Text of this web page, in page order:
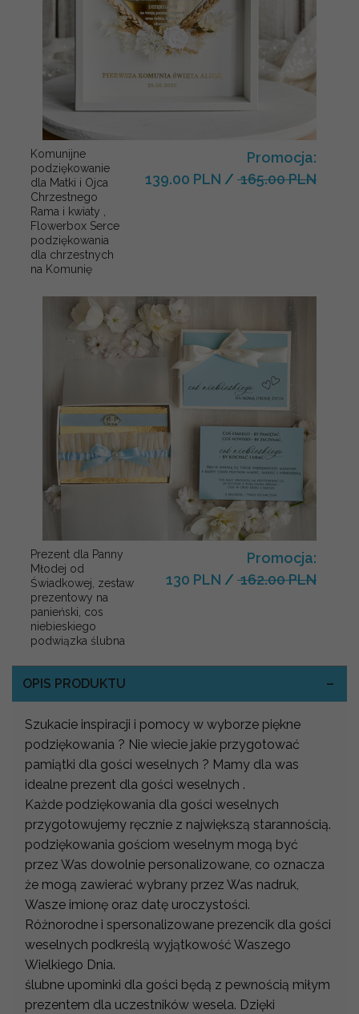
Komunijne
podziękowanie
dla Matki i Ojca
Chrzestnego
Rama i kwiaty ,
Flowerbox Serce
podziękowania
dla chrzestnych
na Komunię
Promocja:
139.00 PLN / 165.00 PLN
Prezent dla Panny
Młodej od
Świadkowej, zestaw
prezentowy na
panieński, cos
niebieskiego
podwiązka ślubna
Promocja:
130 PLN / 162.00 PLN
OPIS PRODUKTU
Szukacie inspiracji i pomocy w wyborze piękne
podziękowania ? Nie wiecie jakie przygotować
pamiątki dla gości weselnych ? Mamy dla was
idealne prezent dla gości weselnych .
Każde podziękowania dla gości weselnych
przygotowujemy ręcznie z największą starannością.
podziękowania gościom weselnym mogą być
przez Was dowolnie personalizowane, co oznacza
że mogą zawierać wybrany przez Was nadruk,
Wasze imionę oraz datę uroczystości.
Różnorodne i spersonalizowane prezencik dla gości
weselnych podkreślą wyjątkowość Waszego
Wielkiego Dnia.
ślubne upominki dla gości będą z pewnością miłym
prezentem dla uczestników wesela. Dzięki